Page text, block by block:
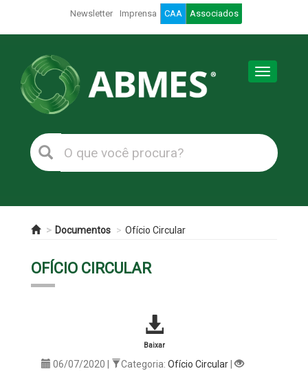
Newsletter Imprensa CAA Associados
Toggle
Documentos Ofício Circular
OFÍCIO CIRCULAR
Baixar
06/07/2020 | Categoria: Ofício Circular |